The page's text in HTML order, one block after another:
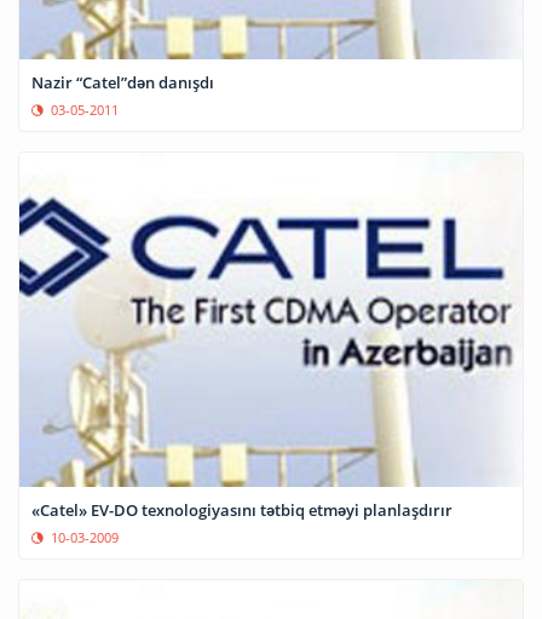
Nazir “Catel”dən danışdı
03-05-2011
«Catel» EV-DO texnologiyasını tətbiq etməyi planlaşdırır
10-03-2009